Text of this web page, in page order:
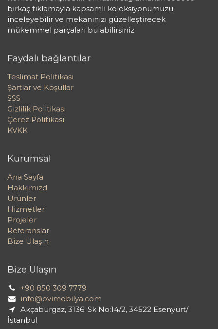
birkaç tıklamayla kapsamlı koleksiyonumuzu
inceleyebilir ve mekanınızı güzelleştirecek
mükemmel parçaları bulabilirsiniz.
Bize Ulaşın
+90 850 309 7779
info@ovimobilya.com
Akçaburgaz, 3136. Sk No:14/2, 34522 Esenyurt/
İstanbul
Faydalı bağlantılar
Teslimat Politikası
Şartlar ve Koşullar
SSS
Gizlilik Politikası
Çerez Politikası
KVKK
Kurumsal
Ana Sayfa
Hakkımızd
Ürünler
Hizmetler
Projeler
Referanslar
Bize Ulaşın